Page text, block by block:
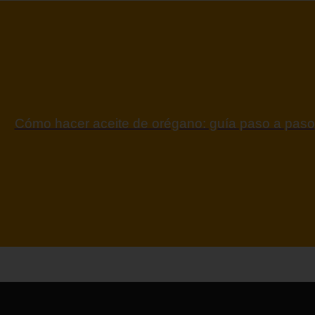
Cómo hacer aceite de orégano: guía paso a paso